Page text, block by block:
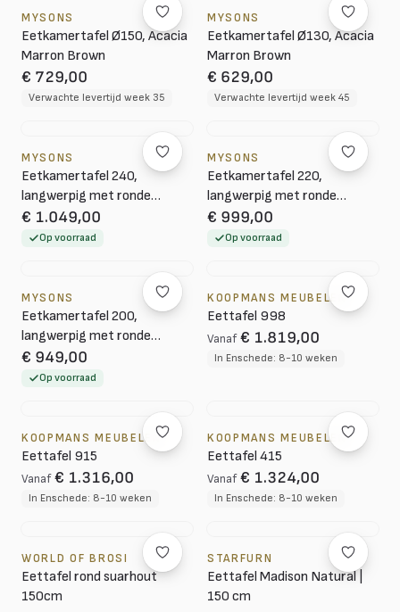
MYSONS
Eetkamertafel Ø150, Acacia
Marron Brown
€ 729,00
Verwachte levertijd week 35
MYSONS
Eetkamertafel Ø130, Acacia
Marron Brown
€ 629,00
Verwachte levertijd week 45
MYSONS
Eetkamertafel 240,
langwerpig met ronde
hoeken, Mango Espresso
Brown
€ 1.049,00
Op voorraad
MYSONS
Eetkamertafel 220,
langwerpig met ronde
hoeken, Mango Espresso
Brown
€ 999,00
Op voorraad
MYSONS
Eetkamertafel 200,
langwerpig met ronde
hoeken, Mango Espresso
Brown
€ 949,00
Op voorraad
KOOPMANS MEUBELEN
Eettafel 998
Vanaf € 1.819,00
In Enschede: 8-10 weken
KOOPMANS MEUBELEN
Eettafel 915
Vanaf € 1.316,00
In Enschede: 8-10 weken
KOOPMANS MEUBELEN
Eettafel 415
Vanaf € 1.324,00
In Enschede: 8-10 weken
WORLD OF BROSI
Eettafel rond suarhout
150cm
STARFURN
Eettafel Madison Natural |
150 cm